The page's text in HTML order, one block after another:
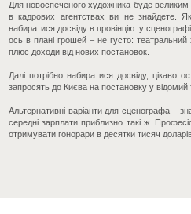
Для новоспеченого художника буде великим
в кадрових агентствах ви не знайдете.
набиратися досвіду в провінцію: у
ось в плані грошей – не густо:
плюс доходи від нових постановок.
Далі потрібно набиратися досвіду,
запросять до Києва на постановку у відомий
Альтернативні варіанти для сценографа –
середні зарплати приблизно такі ж.
отримувати гонорари в десятки тисяч